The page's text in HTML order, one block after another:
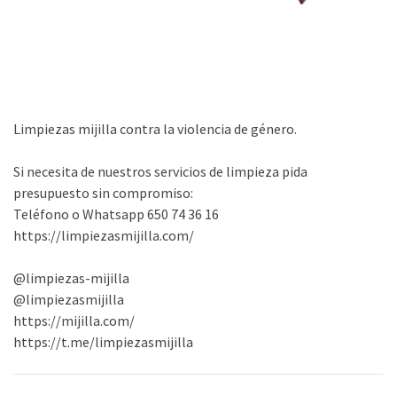
Limpiezas mijilla contra la violencia de género.
Si necesita de nuestros servicios de limpieza pida
presupuesto sin compromiso:
Teléfono o Whatsapp 650 74 36 16
https://limpiezasmijilla.com/
@limpiezas-mijilla
@limpiezasmijilla
https://mijilla.com/
https://t.me/limpiezasmijilla